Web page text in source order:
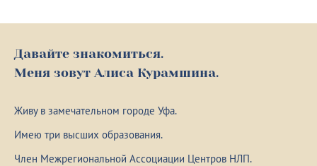
Давайте знакомиться.
Меня зовут Алиса Курамшина.
Живу в замечательном городе Уфа.
Имею три высших образования.
Член Межрегиональной Ассоциации Центров НЛП.